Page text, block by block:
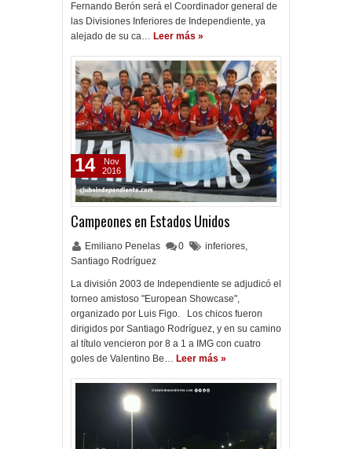
Fernando Berón será el Coordinador general de
las Divisiones Inferiores de Independiente, ya
alejado de su ca… Leer más »
Campeones en Estados Unidos
Emiliano Penelas 0 inferiores,
Santiago Rodríguez
La división 2003 de Independiente se adjudicó el
torneo amistoso "European Showcase",
organizado por Luis Figo. Los chicos fueron
dirigidos por Santiago Rodríguez, y en su camino
al título vencieron por 8 a 1 a IMG con cuatro
goles de Valentino Be… Leer más »
14
Nov
2016